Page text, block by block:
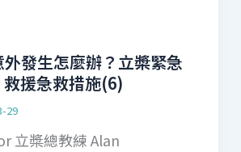
發生怎麼辦？立槳緊急
援急救措施(6)
29
立槳總教練 Alan